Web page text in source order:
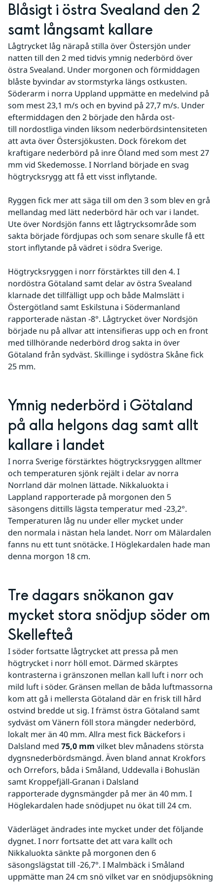
Blåsigt i östra Svealand den 2
samt långsamt kallare
Lågtrycket låg närapå stilla över Östersjön under
natten till den 2 med tidvis ymnig nederbörd över
östra Svealand. Under morgonen och förmiddagen
blåste byvindar av stormstyrka längs ostkusten.
Söderarm i norra Uppland uppmätte en medelvind på
som mest 23,1 m/s och en byvind på 27,7 m/s. Under
eftermiddagen den 2 började den hårda ost-
till nordostliga vinden liksom nederbördsintensiteten
att avta över Östersjökusten. Dock förekom det
kraftigare nederbörd på inre Öland med som mest 27
mm vid Skedemosse. I Norrland började en svag
högtrycksrygg att få ett visst inflytande.
Ryggen fick mer att säga till om den 3 som blev en grå
mellandag med lätt nederbörd här och var i landet.
Ute över Nordsjön fanns ett lågtrycksområde som
sakta började fördjupas och som senare skulle få ett
stort inflytande på vädret i södra Sverige.
Högtrycksryggen i norr förstärktes till den 4. I
nordöstra Götaland samt delar av östra Svealand
klarnade det tillfälligt upp och både Malmslätt i
Östergötland samt Eskilstuna i Södermanland
rapporterade nästan -8°. Lågtrycket över Nordsjön
började nu på allvar att intensifieras upp och en front
med tillhörande nederbörd drog sakta in över
Götaland från sydväst. Skillinge i sydöstra Skåne fick
25 mm.
Ymnig nederbörd i Götaland
på alla helgons dag samt allt
kallare i landet
I norra Sverige förstärktes högtrycksryggen alltmer
och temperaturen sjönk rejält i delar av norra
Norrland där molnen lättade. Nikkaluokta i
Lappland rapporterade på morgonen den 5
säsongens dittills lägsta temperatur med -23,2°.
Temperaturen låg nu under eller mycket under
den normala i nästan hela landet. Norr om Mälardalen
fanns nu ett tunt snötäcke. I Höglekardalen hade man
denna morgon 18 cm.
Tre dagars snökanon gav
mycket stora snödjup söder om
Skellefteå
I söder fortsatte lågtrycket att pressa på men
högtrycket i norr höll emot. Därmed skärptes
kontrasterna i gränszonen mellan kall luft i norr och
mild luft i söder. Gränsen mellan de båda luftmassorna
kom att gå i mellersta Götaland där en frisk till hård
ostvind bredde ut sig. I främst östra Götaland samt
sydväst om Vänern föll stora mängder nederbörd,
lokalt mer än 40 mm. Allra mest fick Bäckefors i
Dalsland med 75,0 mm vilket blev månadens största
dygnsnederbördsmängd. Även bland annat Krokfors
och Orrefors, båda i Småland, Uddevalla i Bohuslän
samt Kroppefjäll-Granan i Dalsland
rapporterade dygnsmängder på mer än 40 mm. I
Höglekardalen hade snödjupet nu ökat till 24 cm.
Väderläget ändrades inte mycket under det följande
dygnet. I norr fortsatte det att vara kallt och
Nikkaluokta sänkte på morgonen den 6
säsongslägstat till -26,7°. I Malmbäck i Småland
uppmätte man 24 cm snö vilket var en snödjupsökning